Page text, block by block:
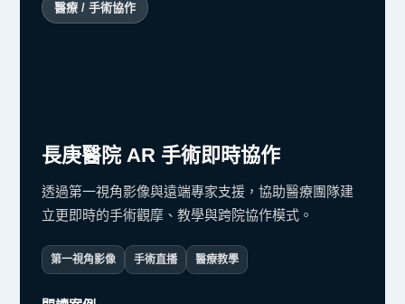
醫療 / 手術協作
長庚醫院 AR 手術即時協作
透過第一視角影像與遠端專家支援，協助醫療團隊建
立更即時的手術觀摩、教學與跨院協作模式。
第一視角影像 手術直播 醫療教學